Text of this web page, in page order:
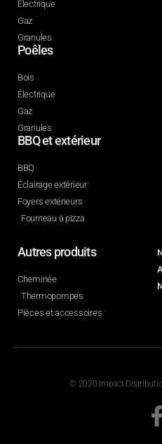
Électrique
Gaz
Granules
Poêles
Bois
Électrique
Gaz
Granules
BBQ et extérieur
BBQ
Éclairage extérieur
Foyers extérieurs
Fourneau à pizza
Autres produits
Cheminée
Thermopompes
Pièces et accessoires
© 2020 Impact